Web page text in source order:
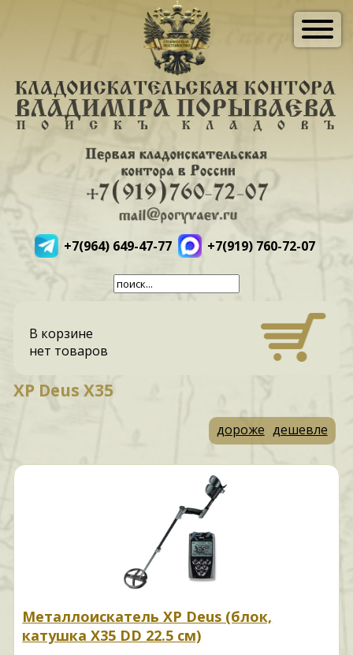
+7(964) 649-47-77 +7(919) 760-72-07
В корзине
нет товаров
XP Deus X35
дороже дешевле
Металлоискатель XP Deus (блок,
катушка X35 DD 22.5 см)